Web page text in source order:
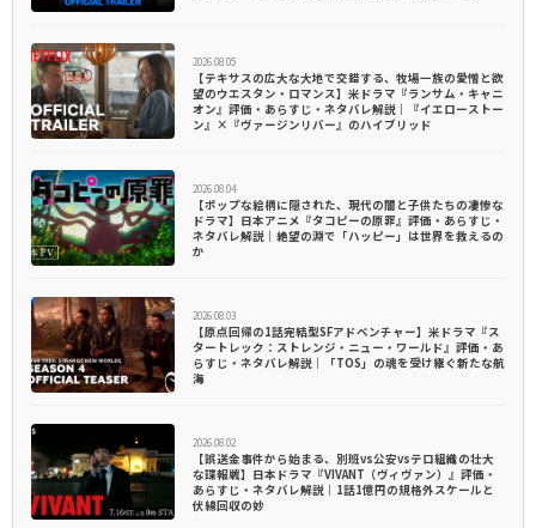
2026.08.05
【テキサスの広大な大地で交錯する、牧場一族の愛憎と欲
望のウエスタン・ロマンス】米ドラマ『ランサム・キャニ
オン』評価・あらすじ・ネタバレ解説｜『イエローストー
ン』×『ヴァージンリバー』のハイブリッド
2026.08.04
【ポップな絵柄に隠された、現代の闇と子供たちの凄惨な
ドラマ】日本アニメ『タコピーの原罪』評価・あらすじ・
ネタバレ解説｜絶望の淵で「ハッピー」は世界を救えるの
か
2026.08.03
【原点回帰の1話完結型SFアドベンチャー】米ドラマ『ス
タートレック：ストレンジ・ニュー・ワールド』評価・あ
らすじ・ネタバレ解説｜「TOS」の魂を受け継ぐ新たな航
海
2026.08.02
【誤送金事件から始まる、別班vs公安vsテロ組織の壮大
な諜報戦】日本ドラマ『VIVANT（ヴィヴァン）』評価・
あらすじ・ネタバレ解説｜1話1億円の規格外スケールと
伏線回収の妙